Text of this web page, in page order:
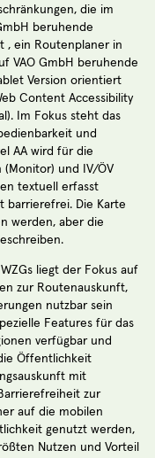
die im
beruhende
, ein Routenplaner in
VAO GmbH beruhende
Version orientiert
Content Accessibility
Im Fokus steht das
und
AA wird für die
(Monitor) und IV/ÖV
textuell erfasst
barrierefrei. Die Karte
werden, aber die
liegt der Fokus auf
zur Routenauskunft,
nutzbar sein
Features für das
verfügbar und
Öffentlichkeit
mit
zur
auf die mobilen
genutzt werden,
Nutzen und Vorteil